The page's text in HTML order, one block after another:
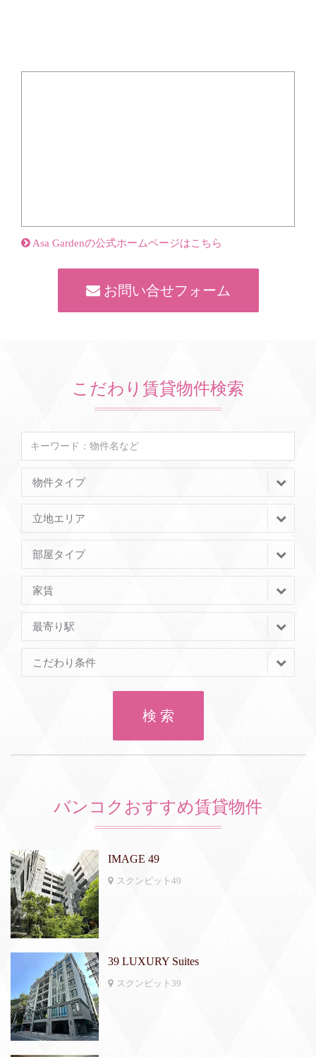
Asa Gardenの公式ホームページはこちら
お問い合せフォーム
こだわり賃貸物件検索
物件タイプ
立地エリア
部屋タイプ
家賃
最寄り駅
こだわり条件
検 索
バンコクおすすめ賃貸物件
IMAGE 49
スクンビット49
39 LUXURY Suites
スクンビット39